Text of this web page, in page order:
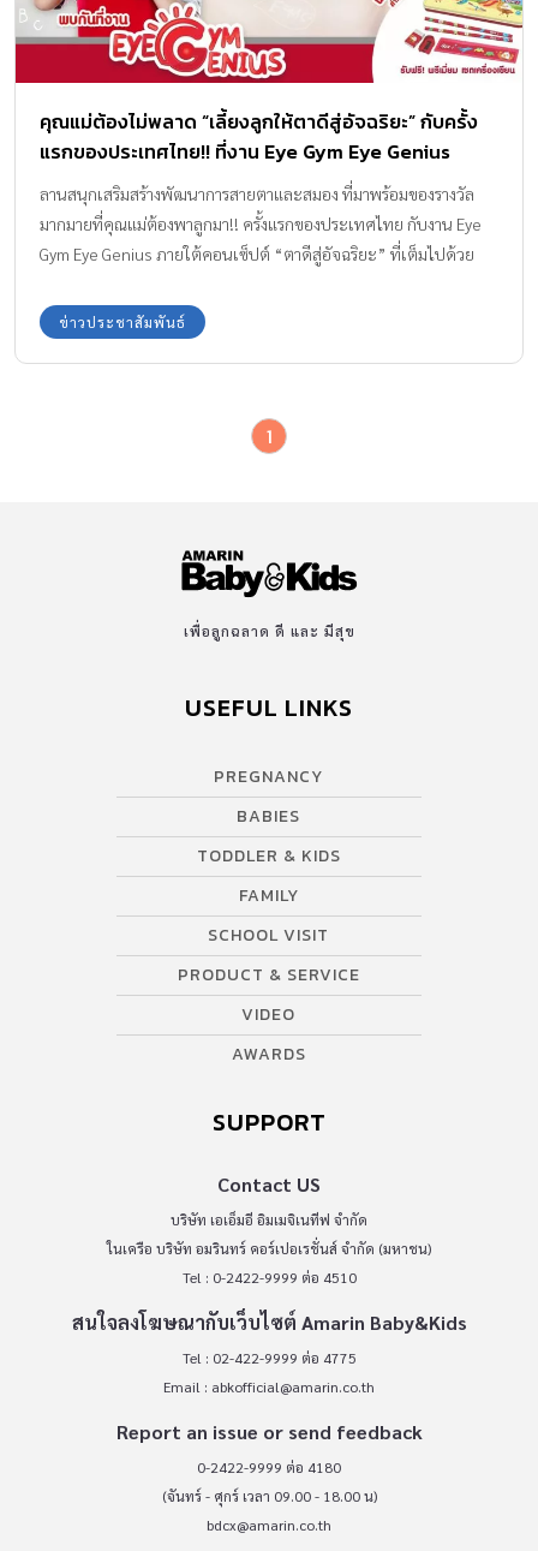
คุณแม่ต้องไม่พลาด “เลี้ยงลูกให้ตาดีสู่อัจฉริยะ” กับครั้ง
แรกของประเทศไทย!! ที่งาน Eye Gym Eye Genius
ลานสนุกเสริมสร้างพัฒนาการสายตาและสมอง ที่มาพร้อมของรางวัล
มากมายที่คุณแม่ต้องพาลูกมา!! ครั้งแรกของประเทศไทย กับงาน Eye
Gym Eye Genius ภายใต้คอนเซ็ปต์ “ตาดีสู่อัจฉริยะ” ที่เต็มไปด้วย
พลาดเด็ดขาด!!
ข่าวประชาสัมพันธ์
1
เพื่อลูกฉลาด ดี และ มีสุข
USEFUL LINKS
PREGNANCY
BABIES
TODDLER & KIDS
FAMILY
SCHOOL VISIT
PRODUCT & SERVICE
VIDEO
AWARDS
SUPPORT
Contact US
บริษัท เอเอ็มอี อิมเมจิเนทีฟ จำกัด
ในเครือ บริษัท อมรินทร์ คอร์เปอเรชั่นส์ จำกัด (มหาชน)
Tel : 0-2422-9999 ต่อ 4510
สนใจลงโฆษณากับเว็บไซต์ Amarin Baby&Kids
Tel : 02-422-9999 ต่อ 4775
Email : abkofficial@amarin.co.th
Report an issue or send feedback
0-2422-9999 ต่อ 4180
(จันทร์ - ศุกร์ เวลา 09.00 - 18.00 น)
bdcx@amarin.co.th